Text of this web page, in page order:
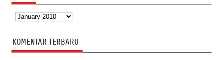
Arsip
KOMENTAR TERBARU